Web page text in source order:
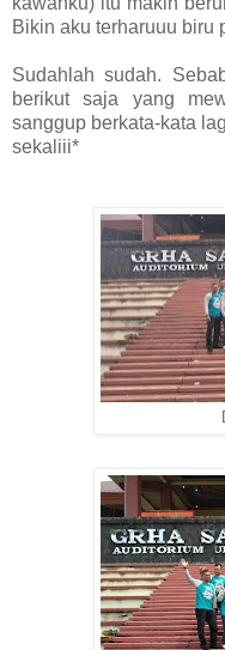
Bikin aku terharuuu biru
Sudahlah sudah.
berikut saja yang
sanggup berkata-kata
sekaliii*